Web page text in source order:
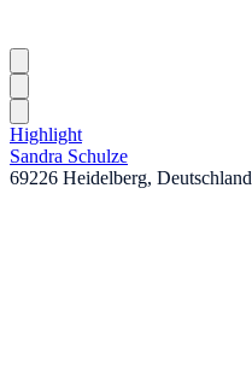
Highlight
Sandra Schulze
69226 Heidelberg, Deutschland